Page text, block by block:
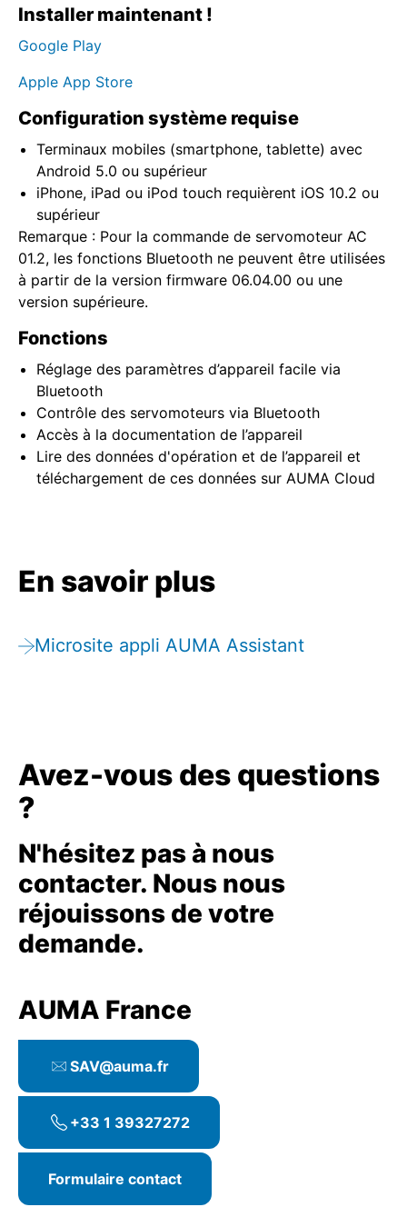
Installer maintenant !
Google Play
Apple App Store
Configuration système requise
Terminaux mobiles (smartphone, tablette) avec
Android 5.0 ou supérieur
iPhone, iPad ou iPod touch requièrent iOS 10.2 ou
supérieur
Remarque : Pour la commande de servomoteur AC
01.2, les fonctions Bluetooth ne peuvent être utilisées
à partir de la version firmware 06.04.00 ou une
version supérieure.
Fonctions
Réglage des paramètres d’appareil facile via
Bluetooth
Contrôle des servomoteurs via Bluetooth
Accès à la documentation de l’appareil
Lire des données d'opération et de l’appareil et
téléchargement de ces données sur AUMA Cloud
En savoir plus
Microsite appli AUMA Assistant
Avez-vous des questions
?
N'hésitez pas à nous
contacter. Nous nous
réjouissons de votre
demande.
AUMA France
SAV@auma.fr
+33 1 39327272
Formulaire contact